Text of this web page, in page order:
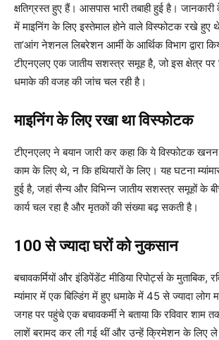
क्षतिग्रस्त हुए हैं। आसपास भारी तबाही हुई है।
में माइनिंग के लिए इस्तेमाल होने वाले विस्फोटक रखे हुए
ता’आंग नेशनल लिबरेशन आर्मी के आर्थिक विभाग द्वारा
टीएनएलए एक जातीय सशस्त्र समूह है, जो इस क्षेत्र पर
धमाके की वजह की जांच चल रही है।
माइनिंग के लिए रखा था विस्फोटक
टीएनएलए ने बयान जारी कर कहा कि ये विस्फोटक
काम के लिए थे, न कि हथियारों के लिए। यह घटना
हुई है, जहां सैन्य और विभिन्न जातीय सशस्त्र समूहों के
कार्य चल रहा है और मृतकों की संख्या बढ़ सकती है।
100 से ज्यादा घरों को नुकसान
बचावकर्मियों और इंडिपेंडेंट मीडिया रिपोर्ट्स के मुताबिक,
म्यांमार में एक बिल्डिंग में हुए धमाके में 45 से ज्यादा लोग
जगह पर पहुंचे एक बचावकर्मी ने बताया कि रविवार
लाशें बरामद कर ली गई थीं और उन्हें क्रिमेशन के लिए ले